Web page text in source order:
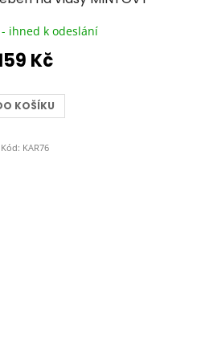
ihned k odeslání
Kč
KOŠÍKU
Kód: KAR76